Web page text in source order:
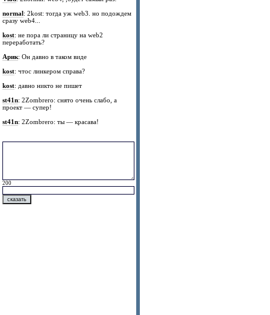
normal: 2kost: тогда уж web3. но подождем
сразу web4...
kost: не пора ли страницу на web2
переработать?
Арик: Он давно в таком виде
kost: чтос линкером справа?
kost: давно никто не пишет
st41n: 2Zombrero: снято очень слабо, а
проект — супер!
st41n: 2Zombrero: ты — красава!
200